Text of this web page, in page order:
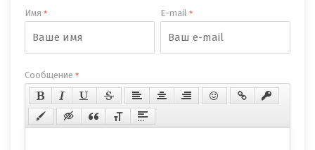
Имя * E-mail*
Сообщение *